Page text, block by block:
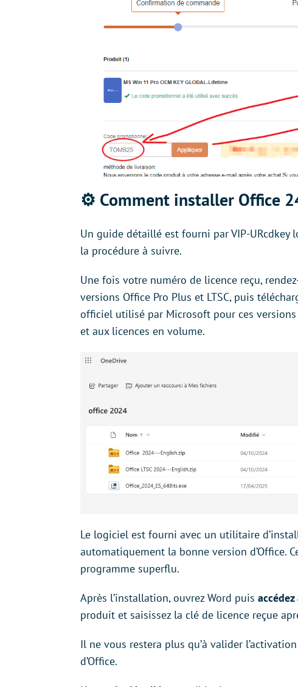
⚙️ Comment installer Office
Un guide détaillé est fourni par VIP-URcdkey
la procédure à suivre.
Une fois votre numéro de licence reçu,
versions Office Pro Plus et LTSC, puis
officiel utilisé par Microsoft pour ces
et aux licences en volume.
Le logiciel est fourni avec un utilitaire
automatiquement la bonne version d’Office.
programme superflu.
Après l’installation, ouvrez Word puis
produit et saisissez la clé de licence reçue
Il ne vous restera plus qu’à valider
d’Office.